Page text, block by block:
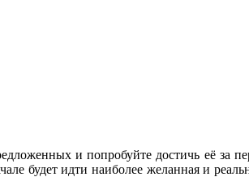
и попробуйте достичь её за
будет идти наиболее желанная и